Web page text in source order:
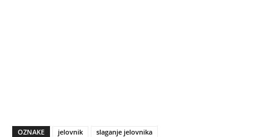
OZNAKE jelovnik slaganje jelovnika